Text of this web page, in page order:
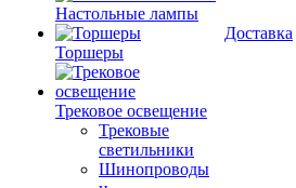
Настольные лампы
Торшеры
Трековое освещение
Трековые
светильники
Шинопроводы
Доставка